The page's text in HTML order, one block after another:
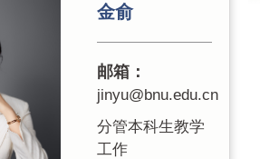
金俞
邮箱：
jinyu@bnu.edu.cn
分管本科生教学
工作